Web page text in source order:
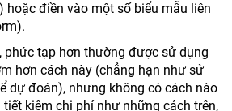
hoặc điền vào một số biểu mẫu liên
phức tạp hơn thường được sử dụng
hơn cách này (chẳng hạn như sử
dự đoán), nhưng không có cách nào
kiệm chi phí như những cách trên,